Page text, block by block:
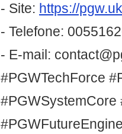
- Site: https://
- Telefone:
- E-mail:
#PGWTechForce
#PGWSystemCore
#PGWFutureEngine